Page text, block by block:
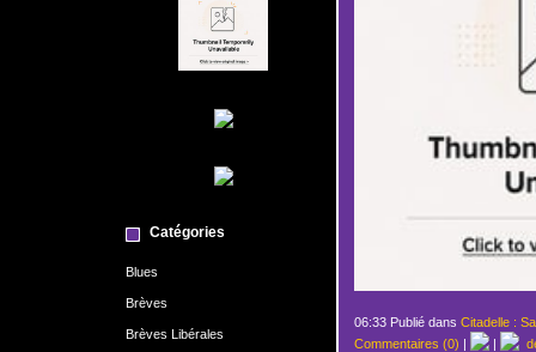
Catégories
Blues
Brèves
Brèves Libérales
06:33 Publié dans Citadelle :
Commentaires (0) | |